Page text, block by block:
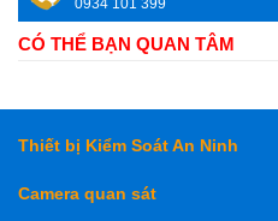
0934 101 399
CÓ THỂ BẠN QUAN TÂM
Thiết bị Kiểm Soát An Ninh
Camera quan sát